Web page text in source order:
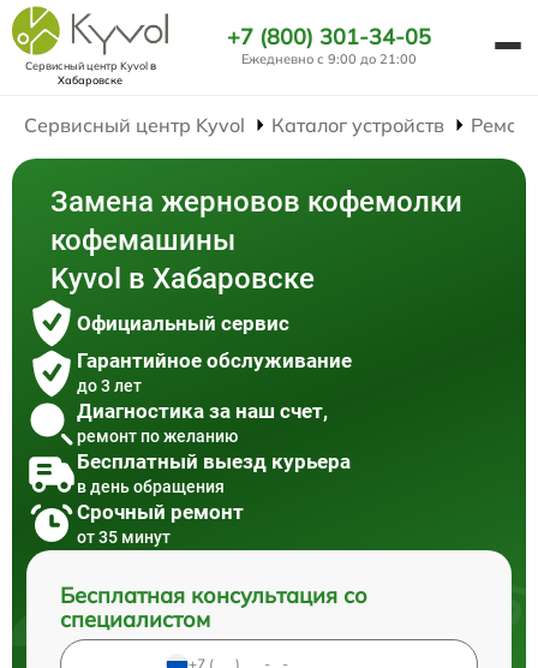
Сервисный центр Kyvolв
Хабаровске
+7 (800) 301-34-05
Ежедневно с 9:00 до 21:00
Сервисный центр Kyvol Каталог устройств
Замена жерновов кофемолки
кофемашины
Kyvol в Хабаровске
Официальный сервис
Гарантийное обслуживание
до 3 лет
Диагностика за наш счет,
ремонт по желанию
Бесплатный выезд курьера
в день обращения
Срочный ремонт
от 35 минут
Бесплатная консультация со
специалистом